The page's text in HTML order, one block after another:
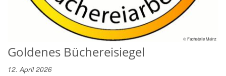
© Fachstelle Mainz
Goldenes Büchereisiegel
12. April 2026